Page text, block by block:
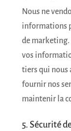
Nous ne
informations
de marketing.
vos
tiers qui nous
fournir nos
maintenir la
5. Sécurité